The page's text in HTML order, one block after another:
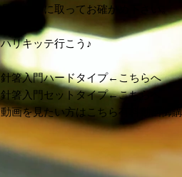
是非お手に取ってお確かめ下さい。
ハリキッテ行こう♪
針箸入門ハードタイプ←こちらへ
針箸入門セットタイプ←こちらへ
動画を見たい方はこちら有料動画御